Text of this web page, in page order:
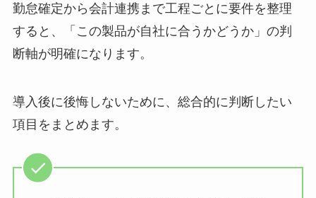
勤怠確定から会計連携まで工程ごとに要件を整理
すると、「この製品が自社に合うかどうか」の判
断軸が明確になります。
導入後に後悔しないために、総合的に判断したい
項目をまとめます。